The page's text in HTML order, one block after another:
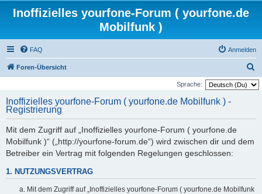
Inoffizielles yourfone-Forum ( yourfone.de
Mobilfunk )
FAQ Anmelden
Foren-Übersicht
u
Sprache:
Inoffizielles yourfone-Forum ( yourfone.de Mobilfunk ) -
Registrierung
Mit dem Zugriff auf „Inoffizielles yourfone-Forum ( yourfone.de
Mobilfunk )“ („http://yourfone-forum.de“) wird zwischen dir und dem
Betreiber ein Vertrag mit folgenden Regelungen geschlossen:
1. NUTZUNGSVERTRAG
Mit dem Zugriff auf „Inoffizielles yourfone-Forum ( yourfone.de Mobilfunk